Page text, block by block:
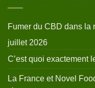
Fumer du CBD dans la
juillet 2026
C’est quoi exactement
La France et Novel